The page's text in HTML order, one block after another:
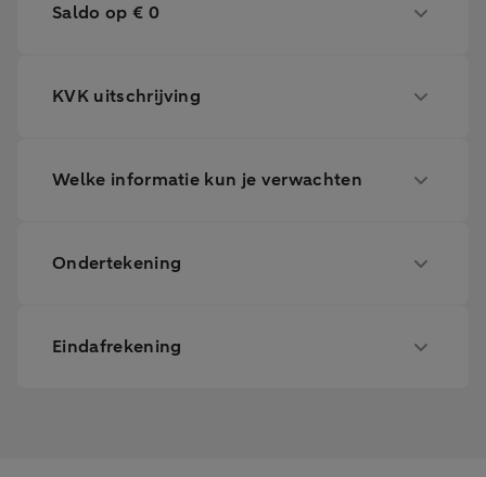
Saldo op € 0
KVK uitschrijving
Welke informatie kun je verwachten
Ondertekening
Eindafrekening